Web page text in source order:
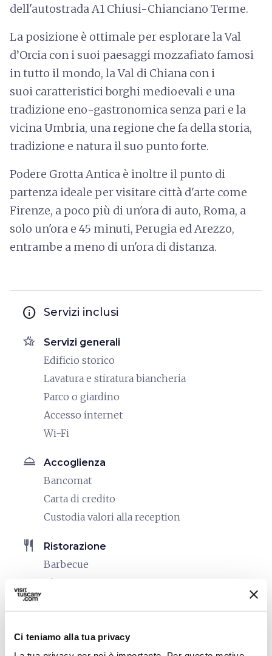
Ci teniamo alla tua privacy
dell'autostrada A1 Chiusi-Chianciano Terme.
La posizione è ottimale per esplorare la Val
d’Orcia con i suoi paesaggi mozzafiato famosi
in tutto il mondo, la Val di Chiana con i
suoi caratteristici borghi medioevali e una
tradizione eno-gastronomica senza pari e la
vicina Umbria, una regione che fa della storia,
tradizione e natura il suo punto forte.
Podere Grotta Antica è inoltre il punto di
partenza ideale per visitare città d'arte come
Firenze, a poco più di un'ora di auto, Roma, a
solo un'ora e 45 minuti, Perugia ed Arezzo,
entrambe a meno di un'ora di distanza.
info Servizi inclusi
hotel_class Servizi generali
Edificio storico
Lavatura e stiratura biancheria
Parco o giardino
Accesso internet
Wi-Fi
room_service Accoglienza
Bancomat
Carta di credito
Custodia valori alla reception
restaurant Ristorazione
Barbecue
Ristorante